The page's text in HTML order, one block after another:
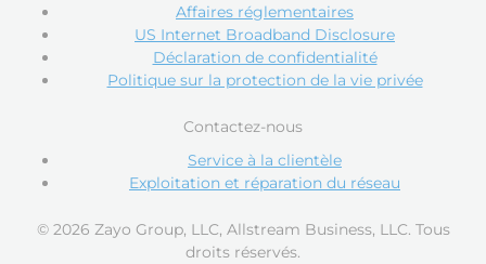
Affaires réglementaires
US Internet Broadband Disclosure
Déclaration de confidentialité
Politique sur la protection de la vie privée
Contactez-nous
Service à la clientèle
Exploitation et réparation du réseau
© 2026 Zayo Group, LLC, Allstream Business, LLC. Tous
droits réservés.